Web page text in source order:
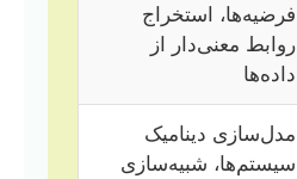
فرضیه‌ها، استخراج
روابط معنی‌دار از
داده‌ها
مدل‌سازی دینامیک
سیستم‌ها، شبیه‌سازی